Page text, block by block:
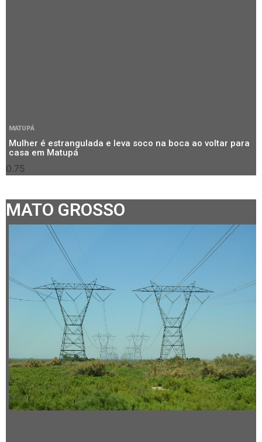
MATUPÁ
Mulher é estrangulada e leva soco na boca ao voltar para
casa em Matupá
MATO GROSSO